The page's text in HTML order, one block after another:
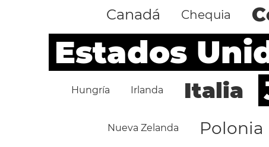
Canadá Chequia
Estados
Hungría Irlanda Italia
Nueva Zelanda Polonia